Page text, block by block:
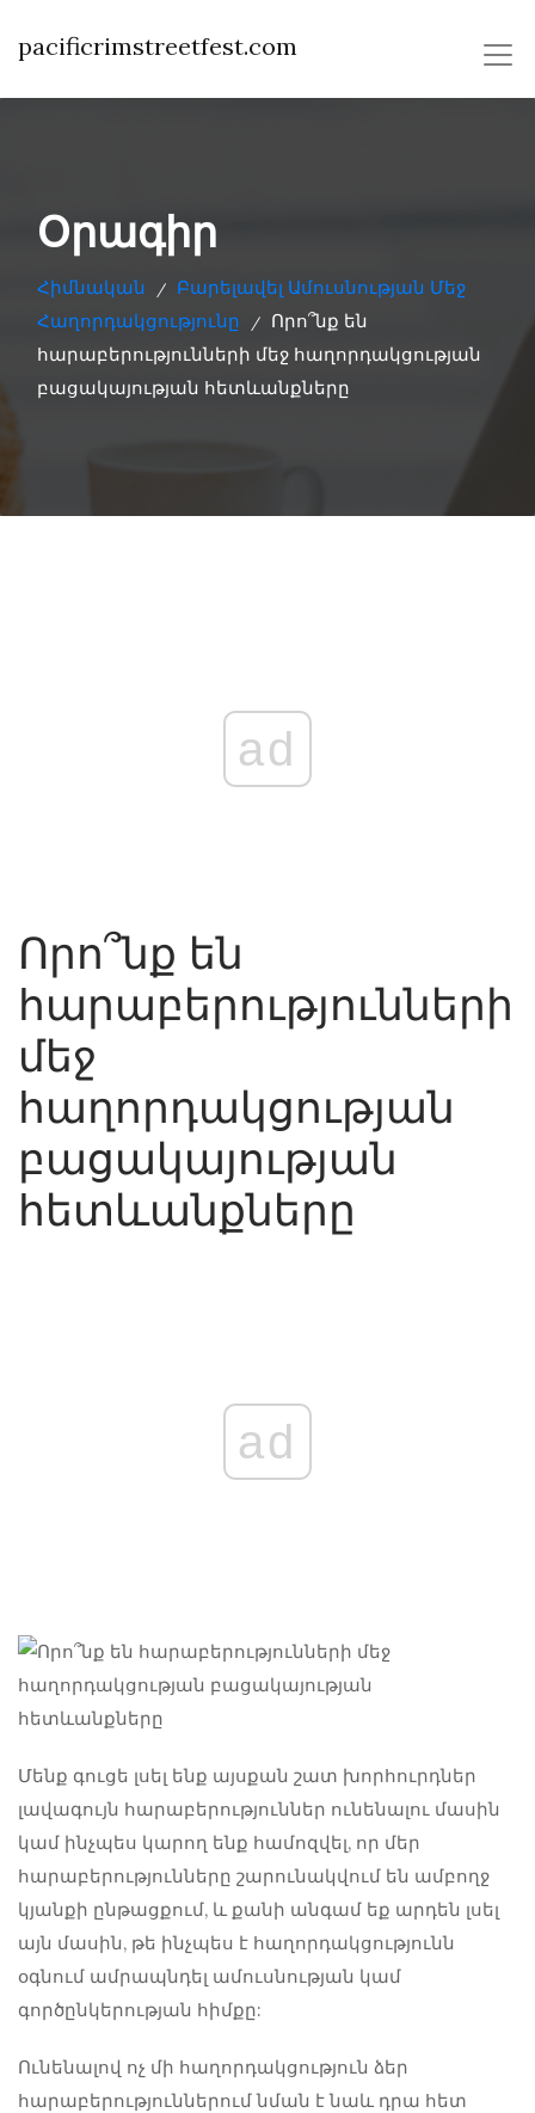
pacificrimstreetfest.com
Օրագիր
Հիմնական /
Բարելավել Ամուսնության Մեջ
Հաղորդակցությունը
/
Որո՞նք են
հարաբերությունների մեջ հաղորդակցության
բացակայության հետևանքները
ad
Որո՞նք են
հարաբերությունների
մեջ
հաղորդակցության
բացակայության
հետևանքները
ad
Մենք գուցե լսել ենք այսքան շատ խորհուրդներ
լավագույն հարաբերություններ ունենալու մասին
կամ ինչպես կարող ենք համոզվել, որ մեր
հարաբերությունները շարունակվում են ամբողջ
կյանքի ընթացքում, և քանի անգամ եք արդեն լսել
այն մասին, թե ինչպես է հաղորդակցությունն
օգնում ամրապնդել ամուսնության կամ
գործընկերության հիմքը:
Ունենալով ոչ մի հաղորդակցություն ձեր
հարաբերություններում նման է նաև դրա հետ